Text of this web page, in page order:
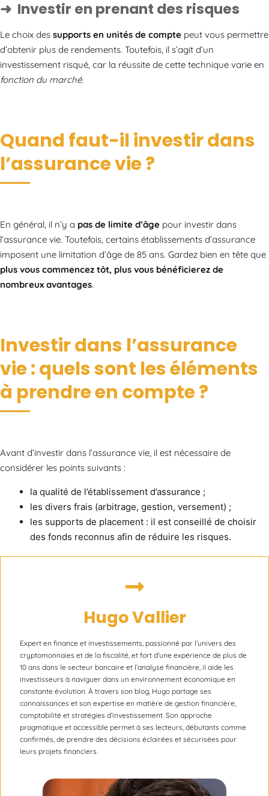
Investir en prenant des risques
Le choix des supports en unités de compte peut vous permettre
d’obtenir plus de rendements. Toutefois, il s’agit d’un
investissement risqué, car la réussite de cette technique varie en
fonction du marché.
Quand faut-il investir dans
l’assurance vie ?
En général, il n’y a pas de limite d’âge pour investir dans
l’assurance vie. Toutefois, certains établissements d’assurance
imposent une limitation d’âge de 85 ans. Gardez bien en tête que
plus vous commencez tôt, plus vous bénéficierez de
nombreux avantages.
Investir dans l’assurance
vie : quels sont les éléments
à prendre en compte ?
Avant d’investir dans l’assurance vie, il est nécessaire de
considérer les points suivants :
la qualité de l’établissement d’assurance ;
les divers frais (arbitrage, gestion, versement) ;
les supports de placement : il est conseillé de choisir
des fonds reconnus afin de réduire les risques.
Hugo Vallier
Expert en finance et investissements, passionné par l’univers des
cryptomonnaies et de la fiscalité, et fort d’une expérience de plus de
10 ans dans le secteur bancaire et l’analyse financière, il aide les
investisseurs à naviguer dans un environnement économique en
constante évolution. À travers son blog, Hugo partage ses
connaissances et son expertise en matière de gestion financière,
comptabilité et stratégies d’investissement. Son approche
pragmatique et accessible permet à ses lecteurs, débutants comme
confirmés, de prendre des décisions éclairées et sécurisées pour
leurs projets financiers.